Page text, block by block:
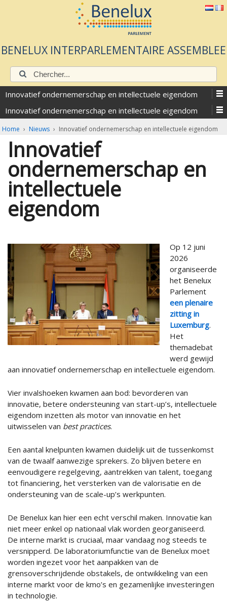
BENELUX INTERPARLEMENTAIRE ASSEMBLEE
Chercher:
Innovatief ondernemerschap en intellectuele eigendom
Innovatief ondernemerschap en intellectuele eigendom
Home › Nieuws › Innovatief ondernemerschap en intellectuele eigendom
Innovatief
ondernemerschap en
intellectuele
eigendom
Op 12 juni
2026
organiseerde
het Benelux
Parlement
een plenaire
zitting in
Luxemburg.
Het
themadebat
werd gewijd
aan innovatief ondernemerschap en intellectuele eigendom.
Vier invalshoeken kwamen aan bod: bevorderen van
innovatie, betere ondersteuning van start-up’s, intellectuele
eigendom inzetten als motor van innovatie en het
uitwisselen van best practices.
Een aantal knelpunten kwamen duidelijk uit de tussenkomst
van de twaalf aanwezige sprekers. Zo blijven betere en
eenvoudigere regelgeving, aantrekken van talent, toegang
tot financiering, het versterken van de valorisatie en de
ondersteuning van de scale-up’s werkpunten.
De Benelux kan hier een echt verschil maken. Innovatie kan
niet meer enkel op nationaal vlak worden georganiseerd.
De interne markt is cruciaal, maar vandaag nog steeds te
versnipperd. De laboratoriumfunctie van de Benelux moet
worden ingezet voor het aanpakken van de
grensoverschrijdende obstakels, de ontwikkeling van een
interne markt voor de kmo’s en gezamenlijke investeringen
in technologie.